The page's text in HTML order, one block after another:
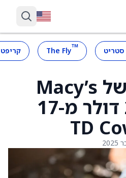
סטריט ™
The Fly
מחיר היעד של Macy’s
הועלה ל-21 דולר מ-17